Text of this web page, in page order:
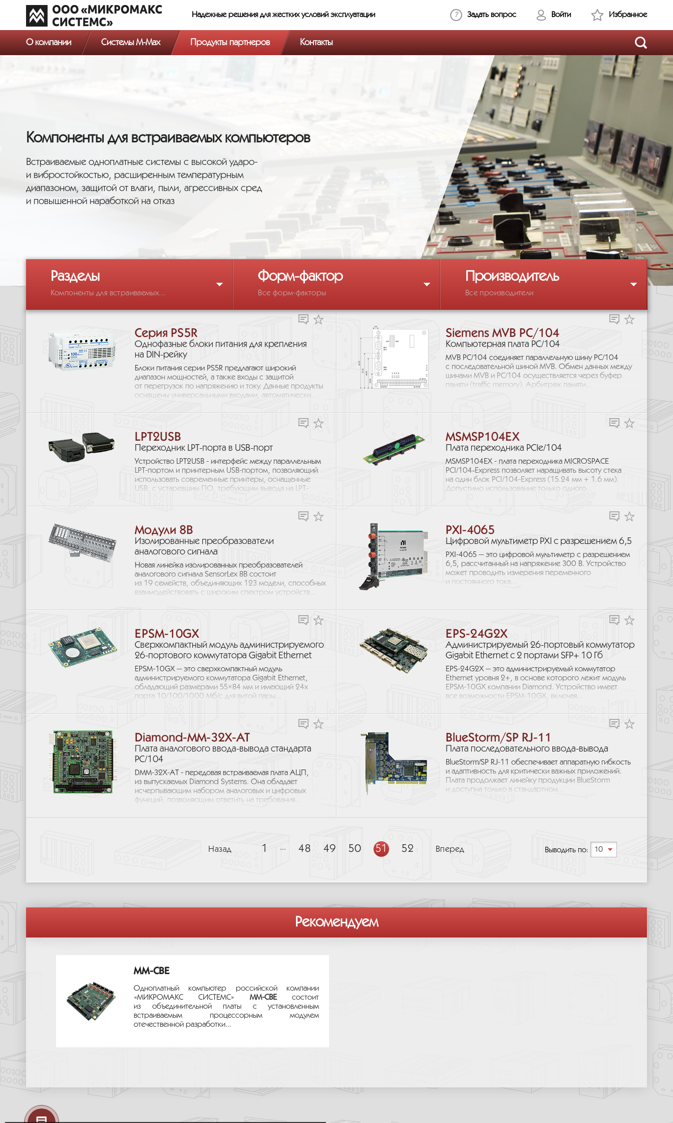
Надежные решения для жестких условий эксплуатации Задать вопрос Войти Избранное
О компании Системы M-Max Продукты партнеров Контакты
Компоненты для встраиваемых компьютеров
Встраиваемые одноплатные системы с высокой ударо-
и вибростойкостью, расширенным температурным
диапазоном, защитой от влаги, пыли, агрессивных сред
и повышенной наработкой на отказ
Разделы
Компоненты для встраиваемых...
Форм-фактор
Все форм-факторы
Производитель
Все производители
Серия PS5R
Однофазные блоки питания для крепления
на DIN-рейку
Блоки питания серии PS5R предлагают широкий
диапазон мощностей, а также входы с защитой
от перегрузок по напряжению и току. Данные продукты
оснащены универсальными входами, автоматически...
Siemens MVB PC/104
Компьютерная плата PC/104
MVB PC/104 соединяет параллельную шину PC/104
с последовательной шиной MVB. Обмен данных между
шинами MVB и PC/104 осуществляется через буфер
памяти (traffic memory). Арбитраж памяти...
LPT2USB
Переходник LPT-порта в USB-порт
Устройство LPT2USB - интерфейс между параллельным
LPT-портом и принтерным USB-портом, позволяющий
использовать современные принтеры, оснащенные
USB, с устаревшим ПО, требующим вывода на LPT-
MSMSP104EX
Плата переходника PCIe/104
MSMSP104EX - плата переходника MICROSPACE
PCI/104‑Express позволяет наращивать высоту стека
на один блок PCI/104-Express (15.24 мм + 1.6 мм).
Допустимо использование только одного...
Модули 8B
Изолированные преобразователи
аналогового сигнала
Новая линейка изолированных преобразователей
аналогового сигнала SensorLex 8B состоит
из 19 семейств, объединяющих 123 модели, способных
взаимодействовать с широким спектром устройств...
PXI-4065
Цифровой мультиметр PXI с разрешением 6,5
PXI-4065 — это цифровой мультиметр с разрешением
6,5, рассчитанный на напряжение 300 В. Устройство
может проводить измерения переменного
и постоянного тока...
EPSM-10GX
Сверхкомпактный модуль администрируемого
26-портового коммутатора Gigabit Ethernet
EPSM-10GX — это сверхкомпактный модуль
администрируемого коммутатора Gigabit Ethernet,
обладающий размерами 55×84 мм и имеющий 24х
порта 10/100/1000 Мб/с для витой пары...
EPS-24G2X
Администрируемый 26-портовый коммутатор
Gigabit Ethernet с 2 портами SFP+ 10 Гб
EPS-24G2X — это администрируемый коммутатор
Ethernet уровня 2+, в основе которого лежит модуль
EPSM-10GX компании Diamond. Устройство имеет
все возможности EPSM-10GX, включая...
Diamond-MM-32X-AT
Плата аналогового ввода-вывода стандарта
PC/104
DMM-32X-AT - передовая встраиваемая плата АЦП,
из выпускаемых Diamond Systems. Она обладает
исчерпывающим набором аналоговых и цифровых
функций, позволяющим ответить на требования...
BlueStorm/SP RJ-11
Плата последовательного ввода-вывода
BlueStorm/SP RJ-11 обеспечивает аппаратную гибкость
и адаптивность для критически важных приложений.
Плата продолжает линейку продукции BlueStorm
и доступна только в стандартном...
Назад 1 ... 48 49 50 51 52 Вперед Выводить по: 10
Рекомендуем
MM-CBE
Одноплатный компьютер российской компании
«МИКРОМАКС СИСТЕМС» MM-CBEсостоит
из объединительной платы с установленным
встраиваемым процессорным модулем
отечественной разработки...